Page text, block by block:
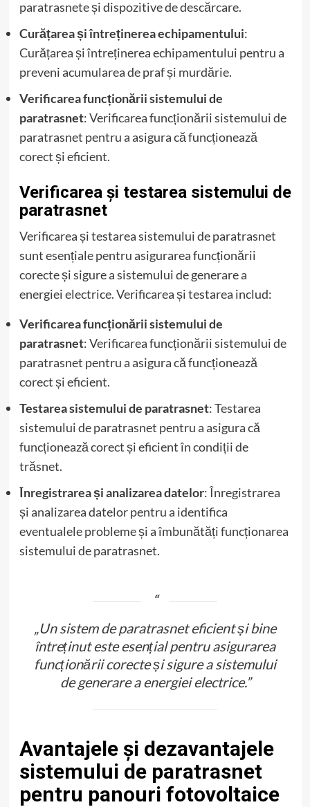
paratrasnete și dispozitive de descărcare.
Curățarea și întreținerea echipamentului:
Curățarea și întreținerea echipamentului pentru a
preveni acumularea de praf și murdărie.
Verificarea funcționării sistemului de
paratrasnet: Verificarea funcționării sistemului de
paratrasnet pentru a asigura că funcționează
corect și eficient.
Verificarea și testarea sistemului de
paratrasnet
Verificarea și testarea sistemului de paratrasnet
sunt esențiale pentru asigurarea funcționării
corecte și sigure a sistemului de generare a
energiei electrice. Verificarea și testarea includ:
Verificarea funcționării sistemului de
paratrasnet: Verificarea funcționării sistemului de
paratrasnet pentru a asigura că funcționează
corect și eficient.
Testarea sistemului de paratrasnet: Testarea
sistemului de paratrasnet pentru a asigura că
funcționează corect și eficient în condiții de
trăsnet.
Înregistrarea și analizarea datelor: Înregistrarea
și analizarea datelor pentru a identifica
eventualele probleme și a îmbunătăți funcționarea
sistemului de paratrasnet.
„Un sistem de paratrasnet eficient și bine
întreținut este esențial pentru asigurarea
funcționării corecte și sigure a sistemului
de generare a energiei electrice.”
Avantajele și dezavantajele
sistemului de paratrasnet
pentru panouri fotovoltaice